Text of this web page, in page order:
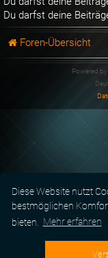
Diese Website nutzt
bestmöglichen
bieten.
Mehr erfahren
Du darfst deine
Foren-Übersicht
Powered by